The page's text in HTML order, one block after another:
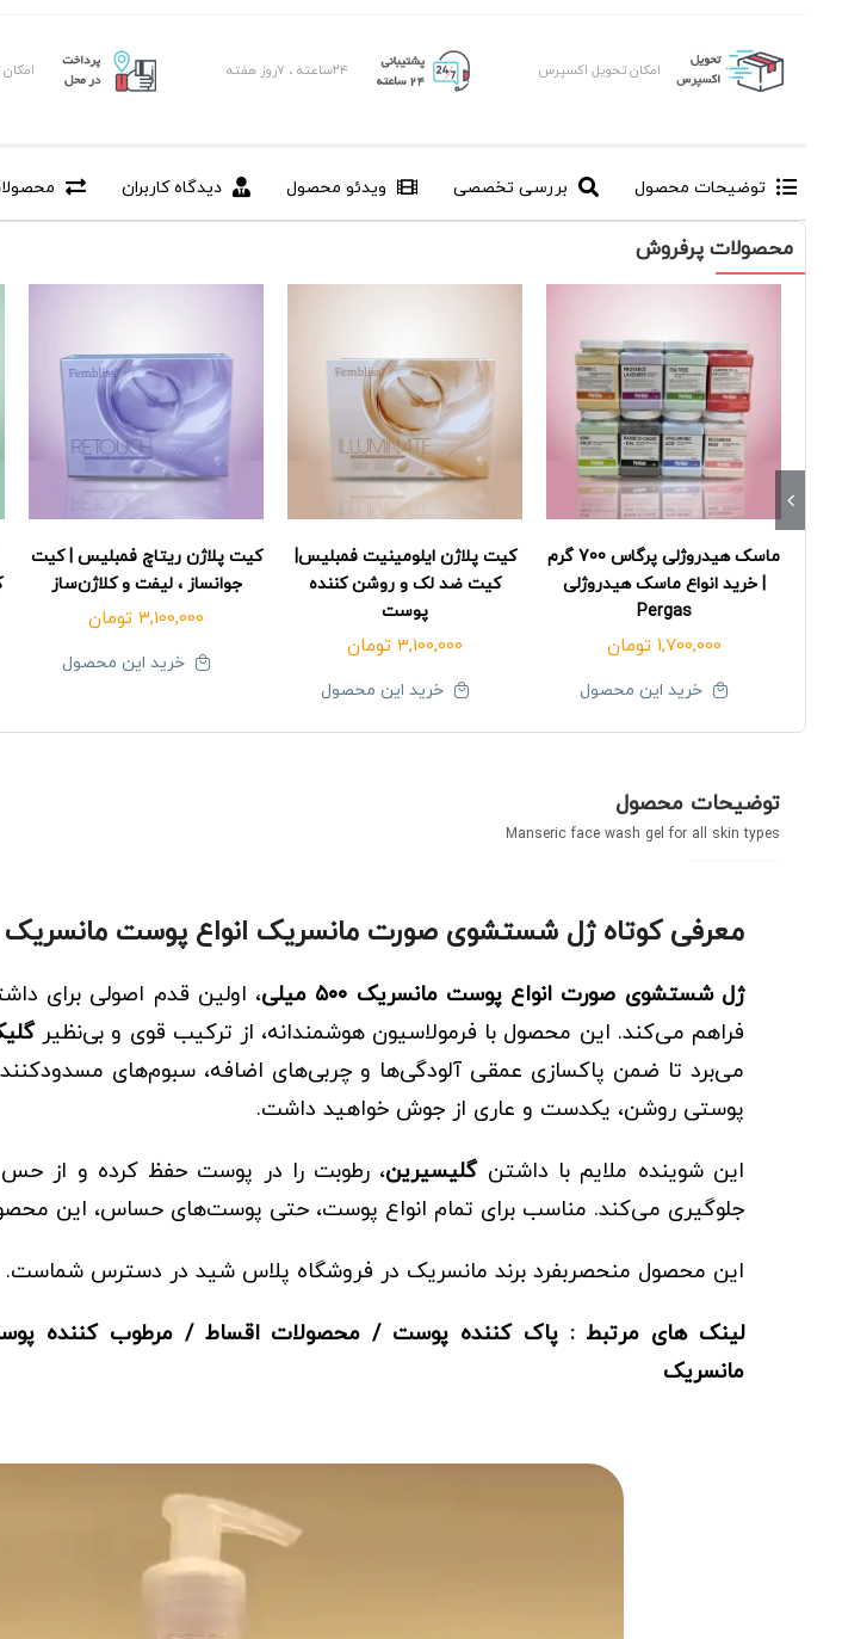
امکان تحویل اکسپرس ۲۴ساعته ، ۷روز هفته
توضیحات محصول بررسی تخصصی ویدئو محصول دیدگاه کاربران
محصولات پرفروش
ماسک هیدروژلی پرگاس 700 گرم
| خرید انواع ماسک هیدروژلی
Pergas
1,700,000 تومان
خرید این محصول
کیت پلاژن ایلومینیت فمبلیس|
کیت ضد لک و روشن کننده
پوست
3,100,000 تومان
خرید این محصول
کیت پلاژن ریتاچ فمبلیس | کیت
جوانساز ، لیفت و کلاژن‌ساز
3,100,000 تومان
خرید این محصول
توضیحات محصول
Manseric face wash gel for all skin types
معرفی کوتاه ژل شستشوی صورت مانسریک انواع پوست مانسریک
ژل شستشوی صورت انواع پوست مانسریک ۵۰۰ میلی
، اولین قدم اصولی برای
فراهم می‌کند. این محصول با فرمولاسیون هوشمندانه، از ترکیب قوی و بی‌نظیر
می‌برد تا ضمن پاکسازی عمقی آلودگی‌ها و چربی‌های اضافه، سبوم‌های مسدودکننده
پوستی روشن، یکدست و عاری از جوش خواهید داشت.
این شوینده ملایم با داشتنگلیسیرین، رطوبت را در پوست حفظ کرده و
جلوگیری می‌کند. مناسب برای تمام انواع پوست، حتی پوست‌های حساس، این
این محصول منحصربفرد برند مانسریک در فروشگاه پلاس شید در دسترس شماست.
لینک های مرتبط :پاک کننده پوست / محصولات اقساط / مرطوب کننده
مانسریک